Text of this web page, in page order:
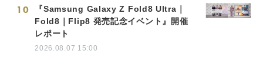
10
『Samsung Galaxy Z Fold8 Ultra｜
Fold8｜Flip8 発売記念イベント』開催
レポート
2026.08.07 15:00